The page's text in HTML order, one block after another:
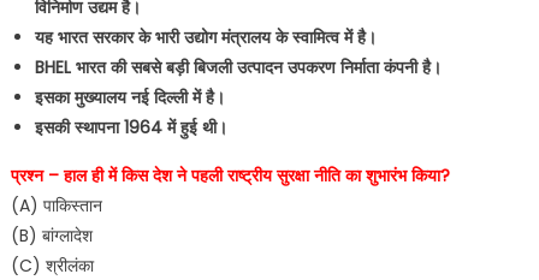
विनिर्माण उद्यम है।
यह भारत सरकार के भारी उद्योग मंत्रालय के स्वामित्व में है।
BHEL भारत की सबसे बड़ी बिजली उत्पादन उपकरण निर्माता कंपनी है।
इसका मुख्यालय नई दिल्ली में है।
इसकी स्थापना 1964 में हुई थी।
प्रश्न – हाल ही में किस देश ने पहली राष्ट्रीय सुरक्षा नीति का शुभारंभ किया?
(A) पाकिस्तान
(B) बांग्लादेश
(C) श्रीलंका